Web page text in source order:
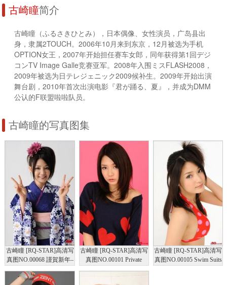
古崎瞳简介
古崎瞳（ふるさきひとみ），日本偶像、女性演员，广岛县出
身，隶属2TOUCH。2006年10月来到东京，12月被选为手机
OPTION女王，2007年开始担任赛车女郎，同年获得第1回デジ
コンTV Image Galle竞赛亚军。2008年入围ミスFLASH2008，
2009年被选为日テレジェニック2009候补生。2009年开始出演
舞台剧，2010年首次出演电影『君が踊る、夏』，并成为DMM
公认的F联盟啦啦队员。
古崎瞳的写真图集
古崎瞳 [RQ-STAR]高清写
真图NO.00068 謹賀新年–
古崎瞳 [RQ-STAR]高清写
真图NO.00101 Private
古崎瞳 [RQ-STAR]高清写
真图NO.00105 Swim Suits